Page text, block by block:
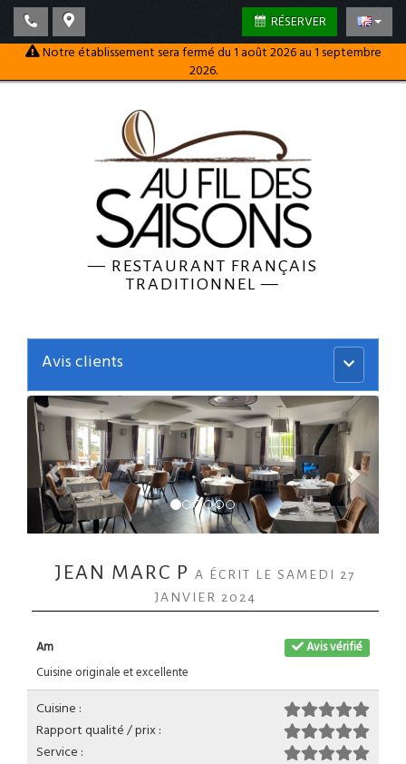
RÉSERVER
Notre établissement sera fermé du 1 août 2026 au 1 septembre
2026.
— RESTAURANT FRANÇAIS
TRADITIONNEL—
Menu
principal
Avis clients
JEAN MARC P A ÉCRIT LE SAMEDI 27
JANVIER 2024
Avis vérifié
Am
Cuisine originale et excellente
Cuisine :
Rapport qualité / prix :
Service :